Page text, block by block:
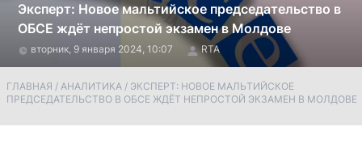
Эксперт: Новое мальтийское председательство в
ОБСЕ ждёт непростой экзамен в Молдове
вторник, 9 января 2024, 10:07 RTA
ГЛАВНАЯ / АНАЛИТИКА / ЭКСПЕРТ: НОВОЕ МАЛЬТИЙСКОЕ
ПРЕДСЕДАТЕЛЬСТВО В ОБСЕ ЖДЁТ НЕПРОСТОЙ ЭКЗАМЕН В МОЛДОВЕ